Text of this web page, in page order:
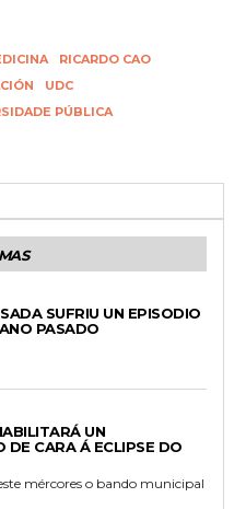
RICARDO CAO
UDC
PÚBLICA
SUFRIU UN EPISODIO
PASADO
UN
DE CARA Á ECLIPSE DO
mércores o bando municipal